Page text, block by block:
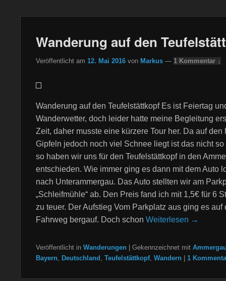
Wanderung auf den
Veröffentlicht am 12. Mai 2016 von Markus — 1 Kommentar ↓
Wanderung auf den Teufelstättkopf Es ist Feiertag
Wanderwetter, doch leider hatte meine Begleitung
Zeit, daher musste eine kürzere Tour her. Da auf den
Gipfeln jedoch noch viel Schnee liegt ist das nicht
so haben wir uns für den Teufelstättkopf in den
entschieden. Wie immer ging es dann mit dem Auto
nach Unterammergau. Das Auto stellten wir am
„Schleifmühle“ ab. Den Preis fand ich mit 1,5€ für 6
zu teuer. Der Aufstieg Vom Parkplatz aus ging es auf
Fahrweg bergauf. Doch schon Weiterlesen →
Veröffentlicht in Wanderungen Gekennzeichnet mit
Bayern, Deutschland , Teufelstättkopf, Wandern 1